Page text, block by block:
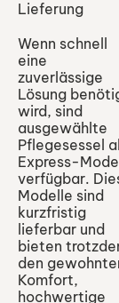
Lieferung
Wenn schnell
eine
zuverlässige
Lösung
wird, sind
ausgewählte
Pflegesessel
Express-
verfügbar.
Modelle sind
kurzfristig
lieferbar und
bieten
den
Komfort,
hochwertige